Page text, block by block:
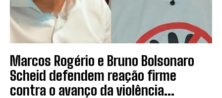
Marcos Rogério e Bruno Bolsonaro
Scheid defendem reação firme
contra o avanço da violência...